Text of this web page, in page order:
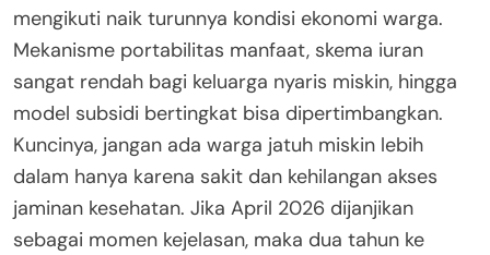
mengikuti naik turunnya kondisi ekonomi warga.
Mekanisme portabilitas manfaat, skema iuran
sangat rendah bagi keluarga nyaris miskin, hingga
model subsidi bertingkat bisa dipertimbangkan.
Kuncinya, jangan ada warga jatuh miskin lebih
dalam hanya karena sakit dan kehilangan akses
jaminan kesehatan. Jika April 2026 dijanjikan
sebagai momen kejelasan, maka dua tahun ke